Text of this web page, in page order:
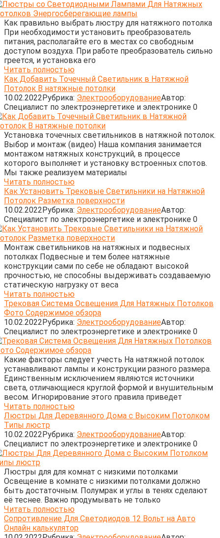
Как правильно выбрать люстру для натяжного потолка
При необходимости установить преобразователь
питания, располагайте его в местах со свободным
доступом воздуха. При работе преобразователь сильно
греется, и установка его
Читать полностью
Как Добавить Точечный Светильник в Натяжной
Потолок В натяжные потолки
10.02.2022Рубрика: ЭлектрооборудованиеАвтор:
Cпециалист по электроэнергетике и электронике 0
Установка точечных светильников в натяжной потолок.
Выбор и монтаж (видео) Наша компания занимается
монтажом натяжных конструкций, в процессе
которого выполняет и установку встроенных спотов.
Мы также реализуем материалы
Читать полностью
Как Установить Трековые Светильники на Натяжной
Потолок Разметка поверхности
10.02.2022Рубрика: ЭлектрооборудованиеАвтор:
Cпециалист по электроэнергетике и электронике 0
Монтаж светильников на натяжных и подвесных
потолках Подвесные и тем более натяжные
конструкции сами по себе не обладают высокой
прочностью, не способны выдерживать создаваемую
статическую нагрузку от веса
Читать полностью
Трековая Система Освещения Для Натяжных Потолков
Фото Содержимое обзора
10.02.2022Рубрика: ЭлектрооборудованиеАвтор:
Cпециалист по электроэнергетике и электронике 0
Какие факторы следует учесть На натяжной потолок
устанавливают лампы и конструкции разного размера.
Единственным исключением являются источники
света, отличающиеся круглой формой и внушительным
весом. Игнорирование этого правила приведет
Читать полностью
Люстры Для Деревянного Дома с Высоким Потолком
Типы люстр
10.02.2022Рубрика: ЭлектрооборудованиеАвтор:
Cпециалист по электроэнергетике и электронике 0
Люстры для для комнат с низкими потолками
Освещение в комнате с низкими потолками должно
быть достаточным. Полумрак и углы в тенях сделают
её теснее. Важно продумывать не только
Читать полностью
Сопротивление Для Светодиодов 12 Вольт на Авто
Онлайн калькулятор